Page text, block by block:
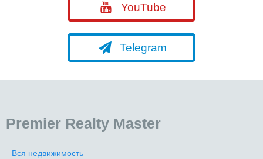
YouTube
Telegram
Premier Realty Master
Вся недвижимость